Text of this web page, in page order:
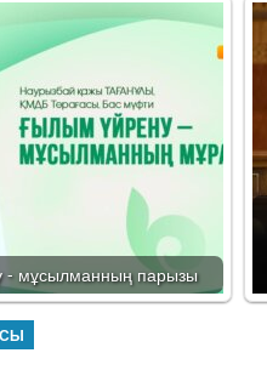
- мұсылманның парызы